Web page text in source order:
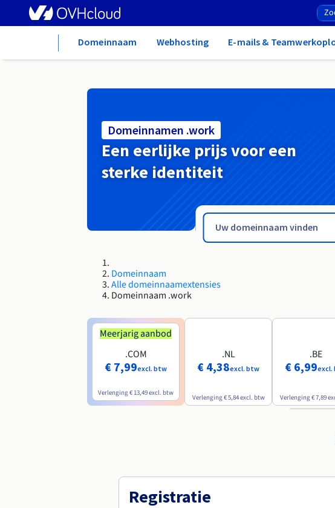
Domeinnaam Webhosting E-mails &
Domeinnamen .work
Een eerlijke prijs voor een
sterke identiteit
Domeinnaam
Alle domeinnaamextensies
Domeinnaam .work
Meerjarig aanbod
.COM
€ 7,99excl. btw
Verlenging € 13,49excl. btw
.NL
€ 4,38excl. btw
Verlenging € 5,84excl. btw
.BE
€ 6,99excl.
Verlenging € 7,89
Registratie